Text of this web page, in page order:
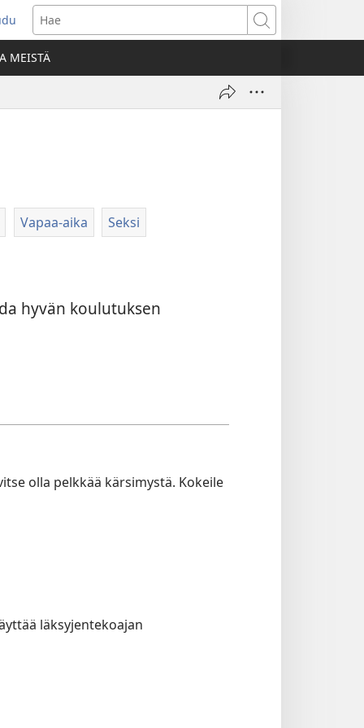
Hae
MEISTÄ
Vapaa-aika Seksi
hyvän koulutuksen
olla pelkkää kärsimystä. Kokeile
läksyjentekoajan